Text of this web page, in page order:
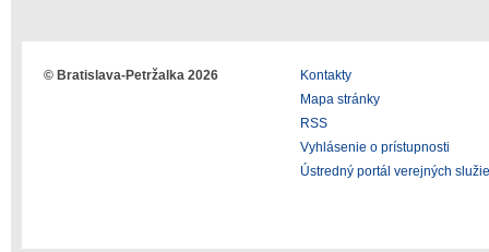
© Bratislava-Petržalka 2026
Kontakty
Mapa stránky
RSS
Vyhlásenie o prístupnosti
Ústredný portál verejných